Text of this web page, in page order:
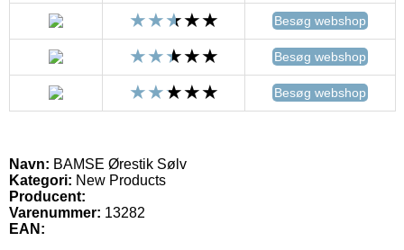
Besøg webshop
Besøg webshop
Besøg webshop
Navn: BAMSE Ørestik Sølv
Kategori: New Products
Producent:
Varenummer: 13282
EAN: